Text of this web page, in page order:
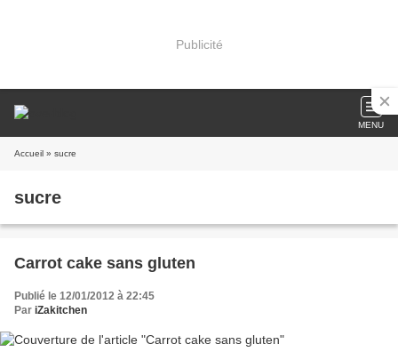
Publicité
MENU
Accueil » sucre
sucre
Carrot cake sans gluten
Publié le 12/01/2012 à 22:45
Par iZakitchen